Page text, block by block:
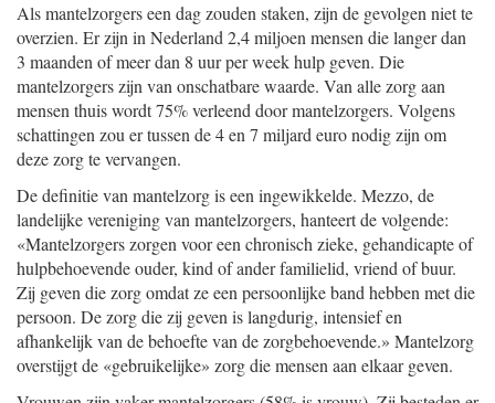
Als mantelzorgers een dag zouden staken, zijn de gevolgen niet te
overzien. Er zijn in Nederland 2,4 miljoen mensen die langer dan
3 maanden of meer dan 8 uur per week hulp geven. Die
mantelzorgers zijn van onschatbare waarde. Van alle zorg aan
mensen thuis wordt 75% verleend door mantelzorgers. Volgens
schattingen zou er tussen de 4 en 7 miljard euro nodig zijn om
deze zorg te vervangen.
De definitie van mantelzorg is een ingewikkelde. Mezzo, de
landelijke vereniging van mantelzorgers, hanteert de volgende:
«Mantelzorgers zorgen voor een chronisch zieke, gehandicapte of
hulpbehoevende ouder, kind of ander familielid, vriend of buur.
Zij geven die zorg omdat ze een persoonlijke band hebben met die
persoon. De zorg die zij geven is langdurig, intensief en
afhankelijk van de behoefte van de zorgbehoevende.» Mantelzorg
overstijgt de «gebruikelijke» zorg die mensen aan elkaar geven.